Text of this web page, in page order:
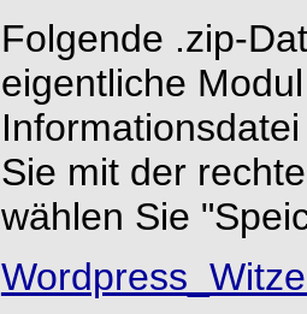
Folgende .zip-
eigentliche
Sie mit der
wählen Sie